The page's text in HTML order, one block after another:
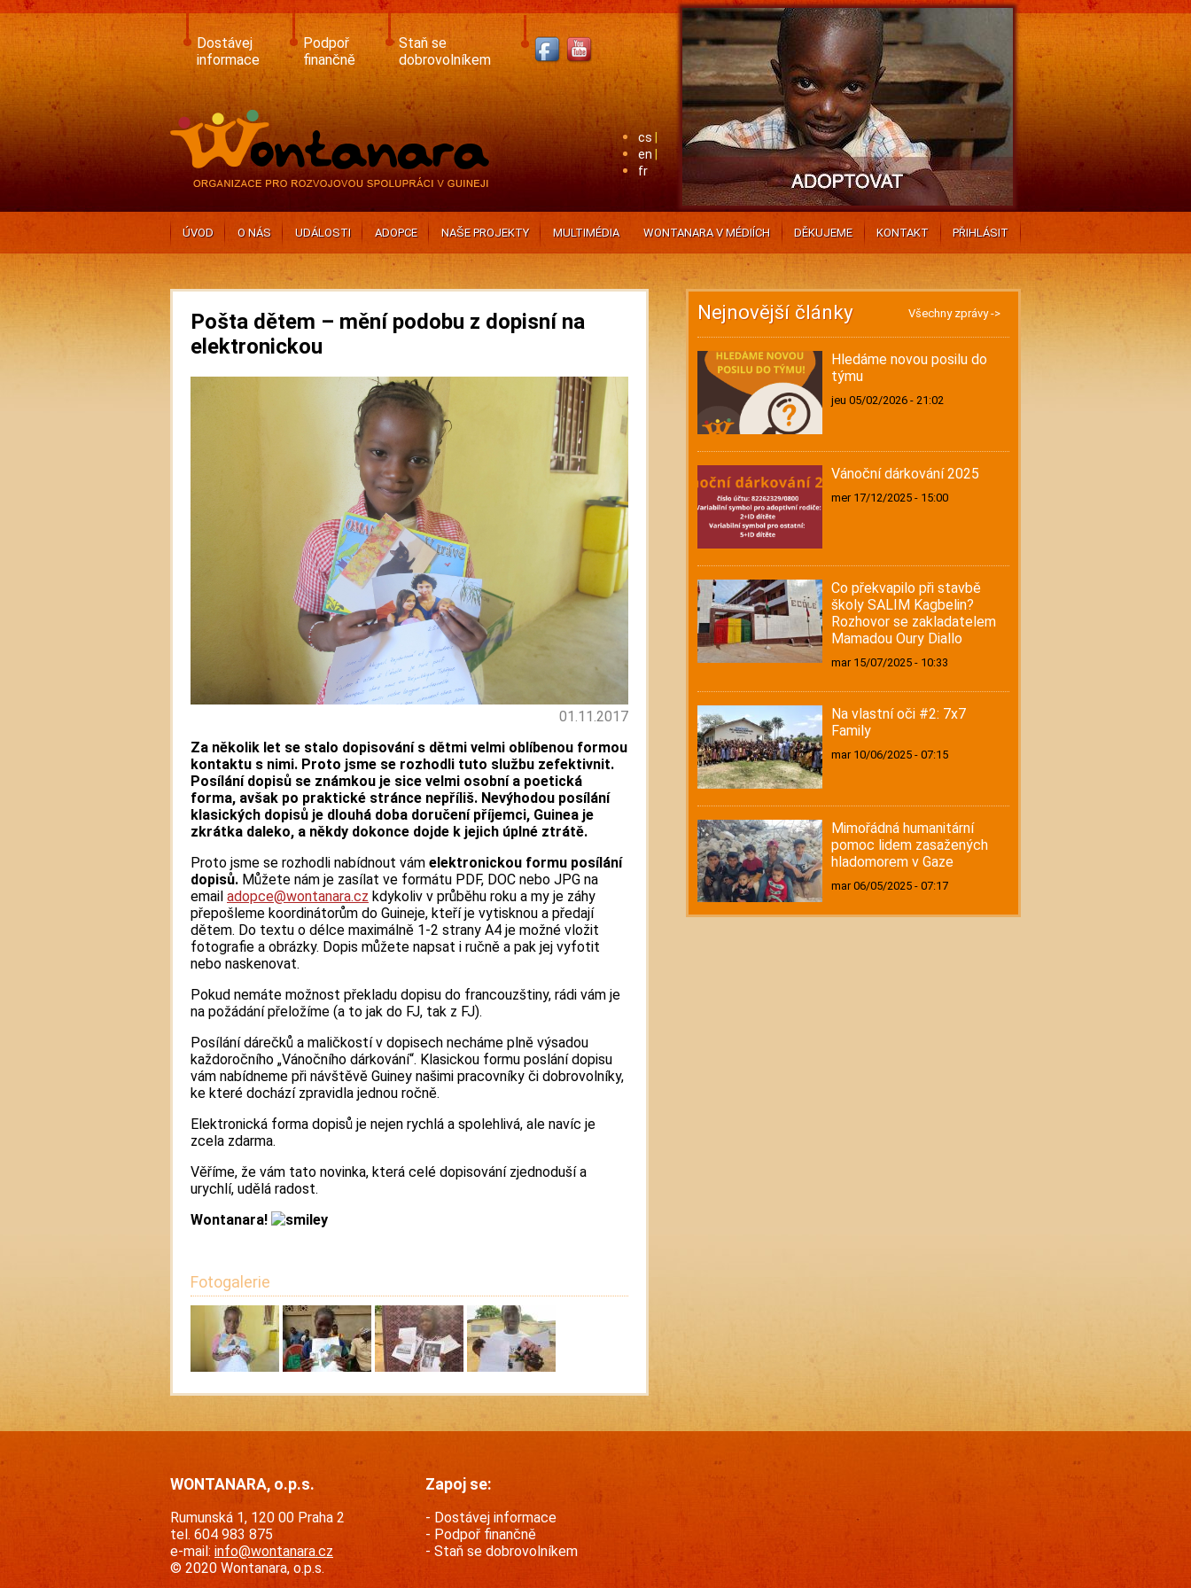
Skip
to
content
Dostávej
informace
Podpoř
finančně
Staň se
dobrovolníkem
cs
en
fr
ÚVOD O NÁS UDÁLOSTI ADOPCE NAŠE PROJEKTY MULTIMÉDIA WONTANARA V MÉDIÍCH DĚKUJEME KONTAKT PŘIHLÁSIT
Pošta dětem – mění podobu z dopisní na
elektronickou
01.11.2017
Za několik let se stalo dopisování s dětmi velmi oblíbenou formou
kontaktu s nimi. Proto jsme se rozhodli tuto službu zefektivnit.
Posílání dopisů se známkou je sice velmi osobní a poetická
forma, avšak po praktické stránce nepříliš. Nevýhodou posílání
klasických dopisů je dlouhá doba doručení příjemci, Guinea je
zkrátka daleko, a někdy dokonce dojde k jejich úplné ztrátě.
Proto jsme se rozhodli nabídnout vám elektronickou formu posílání
dopisů. Můžete nám je zasílat ve formátu PDF, DOC nebo JPG na
email adopce@wontanara.cz kdykoliv v průběhu roku a my je záhy
přepošleme koordinátorům do Guineje, kteří je vytisknou a předají
dětem. Do textu o délce maximálně 1-2 strany A4 je možné vložit
fotografie a obrázky. Dopis můžete napsat i ručně a pak jej vyfotit
nebo naskenovat.
Pokud nemáte možnost překladu dopisu do francouzštiny, rádi vám je
na požádání přeložíme (a to jak do FJ, tak z FJ).
Posílání dárečků a maličkostí v dopisech necháme plně výsadou
každoročního „Vánočního dárkování“. Klasickou formu poslání dopisu
vám nabídneme při návštěvě Guiney našimi pracovníky či dobrovolníky,
ke které dochází zpravidla jednou ročně.
Elektronická forma dopisů je nejen rychlá a spolehlivá, ale navíc je
zcela zdarma.
Věříme, že vám tato novinka, která celé dopisování zjednoduší a
urychlí, udělá radost.
Wontanara!
Fotogalerie
Nejnovější články Všechny zprávy ->
Hledáme novou posilu do
týmu
jeu 05/02/2026 - 21:02
Vánoční dárkování 2025
mer 17/12/2025 - 15:00
Co překvapilo při stavbě
školy SALIM Kagbelin?
Rozhovor se zakladatelem
Mamadou Oury Diallo
mar 15/07/2025 - 10:33
Na vlastní oči #2: 7x7
Family
mar 10/06/2025 - 07:15
Mimořádná humanitární
pomoc lidem zasažených
hladomorem v Gaze
mar 06/05/2025 - 07:17
WONTANARA, o.p.s.
Rumunská 1, 120 00 Praha 2
tel. 604 983 875
e-mail: info@wontanara.cz
© 2020 Wontanara, o.p.s.
Zapoj se:
Dostávej informace
Podpoř finančně
Staň se dobrovolníkem